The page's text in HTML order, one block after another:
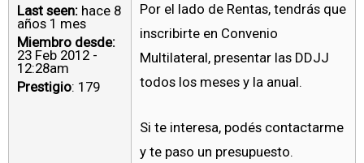
Last seen: hace 8
años 1 mes
Miembro desde:
23 Feb 2012 -
12:28am
Prestigio: 179
Por el lado de Rentas, tendrás que
inscribirte en Convenio
Multilateral, presentar las DDJJ
todos los meses y la anual.
Si te interesa, podés contactarme
y te paso un presupuesto.